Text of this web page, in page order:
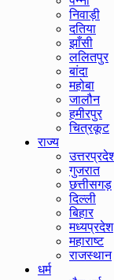
निवाड़ी
दतिया
झाँसी
ललितपुर
बांदा
महोबा
जालौन
हमीरपुर
चित्रकूट
राज्य
गुजरात
छत्तीसगड़
दिल्ली
बिहार
मध्यप्रदेश
महाराष्ट
राजस्थान
धर्म